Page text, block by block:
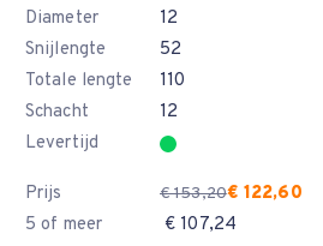
Diameter
12
Snijlengte
52
Totale lengte
110
Schacht
12
Levertijd
Prijs € 153,20€ 122,60
5 of meer
€ 107,24